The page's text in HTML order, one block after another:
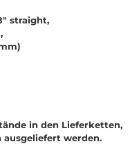
straight,
in den Lieferketten,
werden.